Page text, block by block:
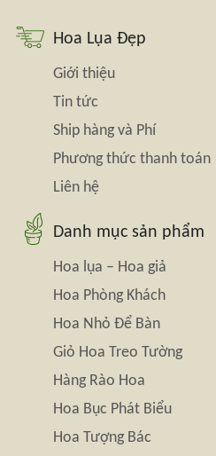
Hoa Lụa Đẹp
Giới thiệu
Tin tức
Ship hàng và Phí
Phương thức thanh toán
Liên hệ
Danh mục sản phẩm
Hoa lụa – Hoa giả
Hoa Phòng Khách
Hoa Nhỏ Để Bàn
Giỏ Hoa Treo Tường
Hàng Rào Hoa
Hoa Bục Phát Biểu
Hoa Tượng Bác